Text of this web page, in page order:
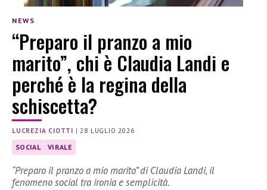
NEWS
“Preparo il pranzo a mio
marito”, chi è Claudia Landi e
perché è la regina della
schiscetta?
LUCREZIA CIOTTI | 28 LUGLIO 2026
SOCIAL VIRALE
“Preparo il pranzo a mio marito” di Claudia Landi, il
fenomeno social tra ironia e semplicità.